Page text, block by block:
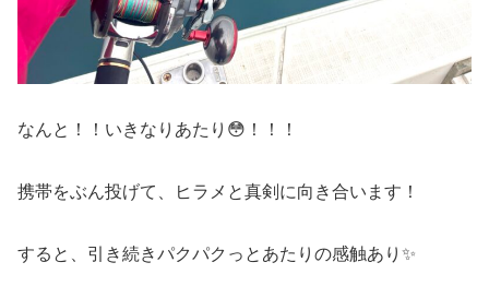
なんと！！いきなりあたり😳！！！
携帯をぶん投げて、ヒラメと真剣に向き合います！
すると、引き続きパクパクっとあたりの感触あり✨